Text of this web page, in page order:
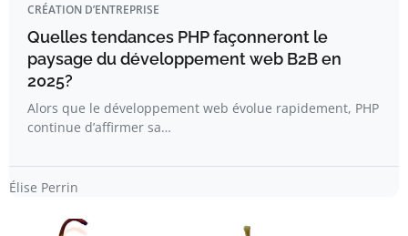
CRÉATION D’ENTREPRISE
Quelles tendances PHP façonneront le
paysage du développement web B2B en
2025?
Alors que le développement web évolue rapidement, PHP
continue d’affirmer sa…
Élise Perrin